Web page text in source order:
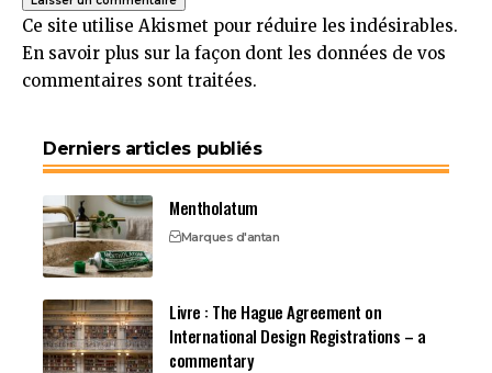
Ce site utilise Akismet pour réduire les indésirables.
En savoir plus sur la façon dont les données de vos
commentaires sont traitées.
Derniers articles publiés
Mentholatum
Marques d'antan
Livre : The Hague Agreement on
International Design Registrations – a
commentary